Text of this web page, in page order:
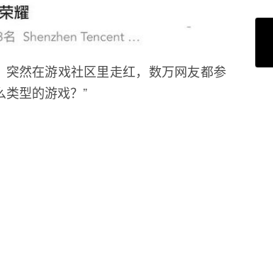
然在游戏社区里走红，数万网友都参
类型的游戏？”